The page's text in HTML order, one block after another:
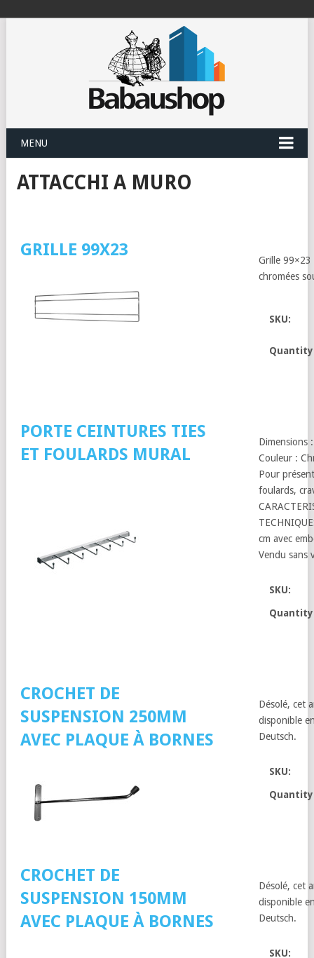
MENU
ATTACCHI A MURO
GRILLE 99X23
Grille 99×23
chromées
SKU:
PORTE CEINTURES TIES
ET FOULARDS MURAL
Dimensions
Couleur :
Pour
foulards,
cm avec
Vendu sans
SKU:
CROCHET DE
SUSPENSION 250MM
AVEC PLAQUE À BORNES
Désolé, cet
disponible
Deutsch.
SKU:
CROCHET DE
SUSPENSION 150MM
AVEC PLAQUE À BORNES
Désolé, cet
disponible
Deutsch.
SKU: